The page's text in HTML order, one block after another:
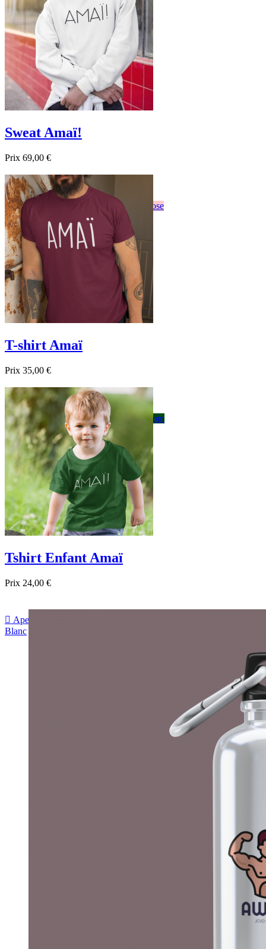
Sweat Amaï!
Prix 69,00 €
Aperçu rapide
Blanc
Gris Bleu foncé Rose
T-shirt Amaï
Prix 35,00 €
 Aperçu rapide
Blanc
Gris Bordeau Bleu foncé sapin
Tshirt Enfant Amaï
Prix 24,00 €
 Aperçu rapide
Blanc